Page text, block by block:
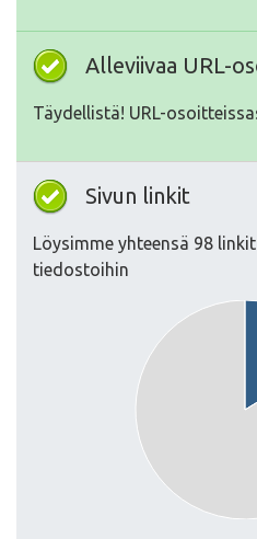
Alleviivaa URL-
Täydellistä! URL-
Sivun linkit
Löysimme yhteensä 98
tiedostoihin